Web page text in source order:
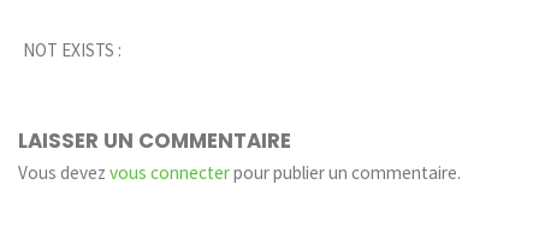
NOT EXISTS :
LAISSER UN COMMENTAIRE
Vous devezvous connecterpour publier un commentaire.